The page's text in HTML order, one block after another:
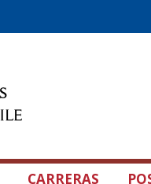
CARRERAS